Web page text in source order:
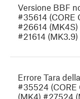
Versione BBF
#35614 (CORE
#26614
#21614
Errore Tara
#35524
(MK4) #27524